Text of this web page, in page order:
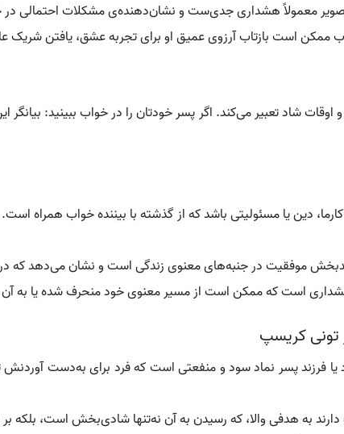
تصویر معمولاً هشداری جدی‌ست و نشان‌دهنده‌ی مشکلات احتمالی در
ممکن است بازتاب آرزوی عمیق او برای تجربه عشق، یافتن شریک
اوقات شاد تعبیر می‌کند. اگر پسر خودتان را در خواب ببینید:
دین یا مسئولیتی باشد که از گذشته با بیننده خواب همراه
موفقیت در جنبه‌های معنوی زندگی است و نشان می‌دهد که
است که ممکن است از مسیر معنوی خود منحرف شده یا به آن
تونی کریسپ
یا فرزند پسر نماد سود و منفعتی است که فرد برای به‌دست
به هدفی والا، که رسیدن به آن نه‌تنها شادی‌بخش است، بلکه بر